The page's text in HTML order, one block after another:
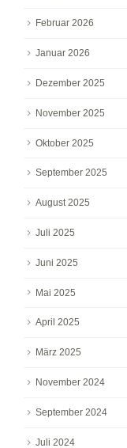
Februar 2026
Januar 2026
Dezember 2025
November 2025
Oktober 2025
September 2025
August 2025
Juli 2025
Juni 2025
Mai 2025
April 2025
März 2025
November 2024
September 2024
Juli 2024